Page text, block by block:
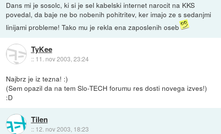
Dans mi je sosolc, ki si je sel kabelski internet narocit na KKS
povedal, da baje ne bo nobenih pohitritev, ker imajo ze s sedanjmi
linijami probleme! Tako mu je rekla ena zaposlenih oseb
TyKee
:: 11. nov 2003, 23:24
Najbrz je iz tezna! :)
(Sem opazil da na tem Slo-TECH forumu res dosti novega izves!)
:D
Tilen
:: 12. nov 2003, 18:23